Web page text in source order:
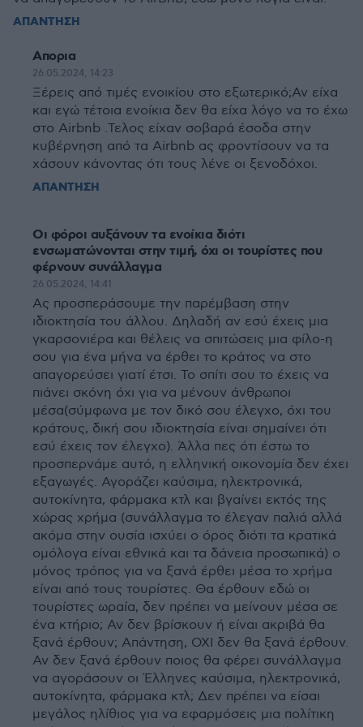
ΑΠΑΝΤΗΣΗ
Απορια
26.05.2024, 14:23
Ξέρεις από τιμές ενοικίου στο εξωτερικό;Αν είχα
και εγώ τέτοια ενοίκια δεν θα είχα λόγο να το έχω
στο Airbnb .Τελος είχαν σοβαρά έσοδα στην
κυβέρνηση από τα Airbnb ας φροντίσουν να τα
χάσουν κάνοντας ότι τους λένε οι ξενοδόχοι.
ΑΠΑΝΤΗΣΗ
Οι φόροι αυξάνουν τα ενοίκια διότι
ενσωματώνονται στην τιμή, όχι οι τουρίστες που
φέρνουν συνάλλαγμα
26.05.2024, 14:41
Ας προσπεράσουμε την παρέμβαση στην
ιδιοκτησία του άλλου. Δηλαδή αν εσύ έχεις μια
γκαρσονιέρα και θέλεις να σπιτώσεις μια φίλο-η
σου για ένα μήνα να έρθει το κράτος να στο
απαγορεύσει γιατί έτσι. Το σπίτι σου το έχεις να
πιάνει σκόνη όχι για να μένουν άνθρωποι
μέσα(σύμφωνα με τον δικό σου έλεγχο, όχι του
κράτους, δική σου ιδιοκτησία είναι σημαίνει ότι
εσύ έχεις τον έλεγχο). Άλλα πες ότι έστω το
προσπερνάμε αυτό, η ελληνική οικονομία δεν έχει
εξαγωγές. Αγοράζει καύσιμα, ηλεκτρονικά,
αυτοκίνητα, φάρμακα κτλ και βγαίνει εκτός της
χώρας χρήμα (συνάλλαγμα το έλεγαν παλιά αλλά
ακόμα στην ουσία ισχύει ο όρος διότι τα κρατικά
ομόλογα είναι εθνικά και τα δάνεια προσωπικά) ο
μόνος τρόπος για να ξανά έρθει μέσα το χρήμα
είναι από τους τουρίστες. Θα έρθουν εδώ οι
τουρίστες ωραία, δεν πρέπει να μείνουν μέσα σε
ένα κτήριο; Αν δεν βρίσκουν ή είναι ακριβά θα
ξανά έρθουν; Απάντηση, ΟΧΙ δεν θα ξανά έρθουν.
Αν δεν ξανά έρθουν ποιος θα φέρει συνάλλαγμα
να αγοράσουν οι Έλληνες καύσιμα, ηλεκτρονικά,
αυτοκίνητα, φάρμακα κτλ; Δεν πρέπει να είσαι
μεγάλος ηλίθιος για να εφαρμόσεις μια πολίτικη